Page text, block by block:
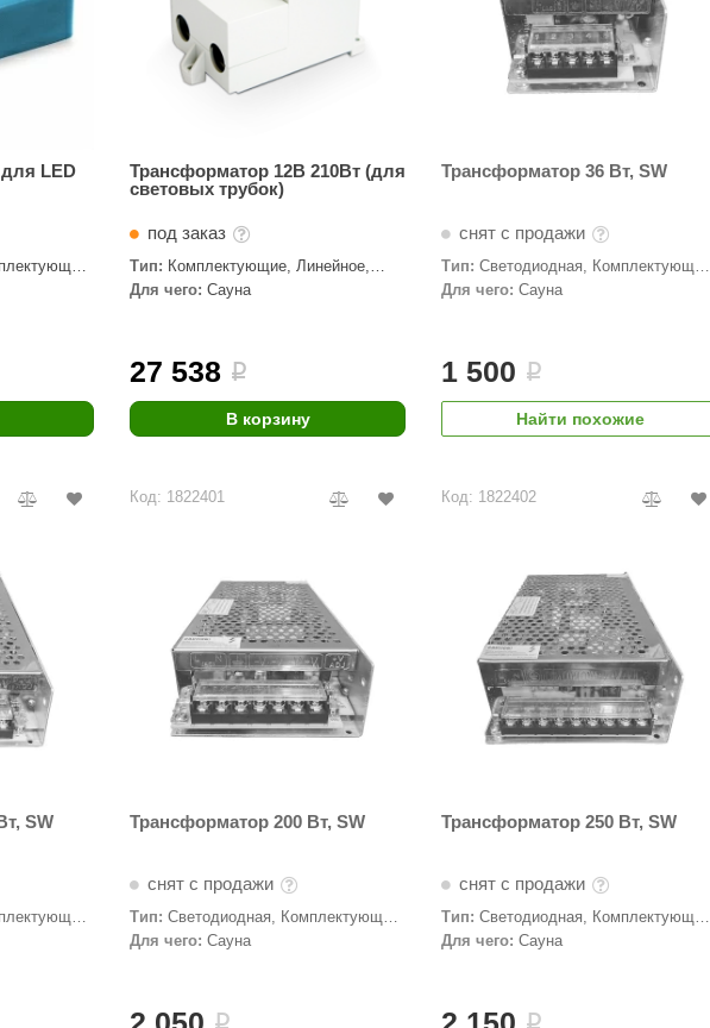
LED
Трансформатор 12В 210Вт (для
световых трубок)
под заказ
Тип: Комплектующие, Линейное,
Трансформаторы
Для чего: Сауна
27 538 i
В корзину
Трансформатор 36 Вт, SW
снят с продажи
Тип: Светодиодная, Комплектующие,
Трансформаторы
Для чего: Сауна
1 500 i
Найти похожие
SW
Код: 1822401
Трансформатор 200 Вт, SW
снят с продажи
Тип: Светодиодная, Комплектующие,
Трансформаторы
Для чего: Сауна
i
Код: 1822402
Трансформатор 250 Вт, SW
снят с продажи
Тип: Светодиодная, Комплектующие,
Трансформаторы
Для чего: Сауна
i